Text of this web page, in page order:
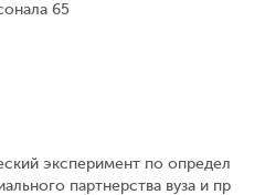
65
эксперимент по определ
партнерства вуза и пр